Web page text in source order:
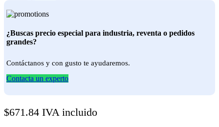
¿Buscas precio especial para industria, reventa o pedidos
grandes?
Contáctanos y con gusto te ayudaremos.
Contacta un experto
$671.84 IVA incluido